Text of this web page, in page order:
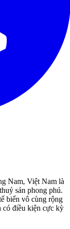
Nam, Việt Nam là
sản phong phú.
biển vô cùng rộng
có điều kiện cực kỳ